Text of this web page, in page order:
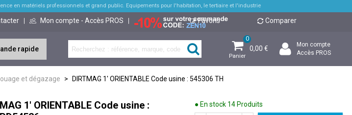
en matériels professionnels et grand public. Equipements pour l'habitation, le tertiaire et l'industrie
Mon compte - Accès PROS Favoris Comparer
rapide
Panier
0
0,00 €
Mon compte
Accès PROS
et dégazage > DIRTMAG 1' ORIENTABLE Code usine : 545306 TH
1' ORIENTABLE Code usine :
● En stock 14 Produits